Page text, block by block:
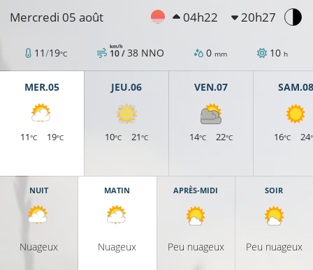
Mercredi 05 août 04h22 20h27
11/19°C 10 /
km/h 38 NNO 0 mm 10 h
MER.05
11°C 19°C
JEU.06
10°C 21°C
VEN.07
14°C 22°C
SAM.08
16°C 24
NUIT
Nuageux
MATIN
Nuageux
APRÈS-MIDI
Peu nuageux
SOIR
Peu nuageux